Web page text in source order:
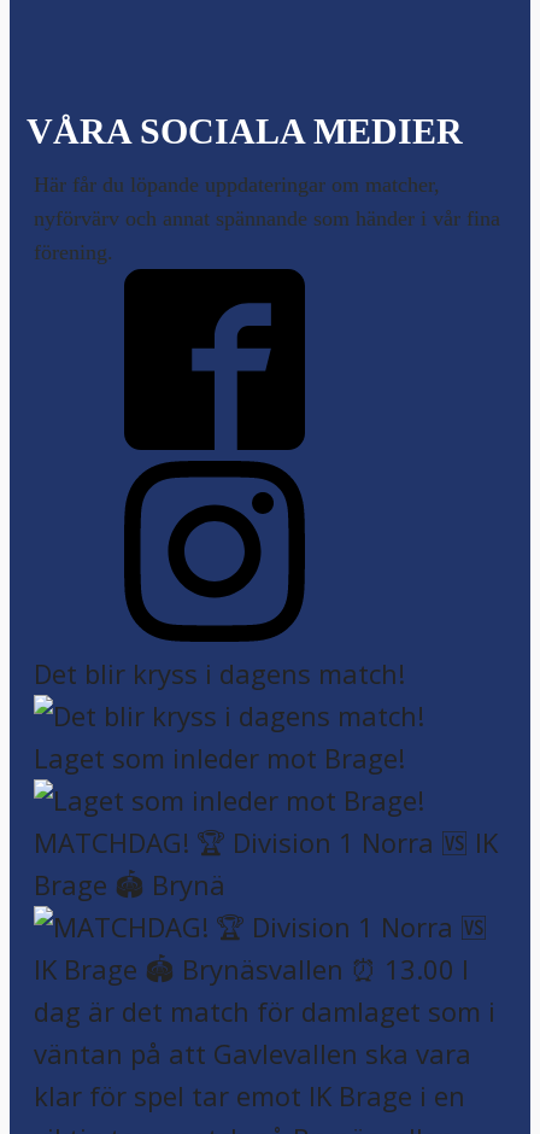
VÅRA SOCIALA MEDIER
Här får du löpande uppdateringar om matcher,
nyförvärv och annat spännande som händer i vår fina
förening.
Det blir kryss i dagens match!
Laget som inleder mot Brage!
MATCHDAG! 🏆 Division 1 Norra 🆚 IK
Brage 🏟️ Brynä